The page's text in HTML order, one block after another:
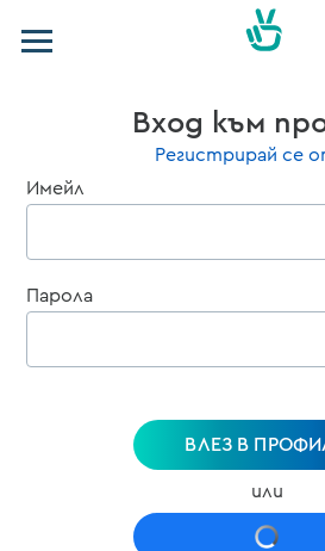
КатегорииВход към
Регистрирай се
Имейл
Парола
ВЛЕЗ В
или